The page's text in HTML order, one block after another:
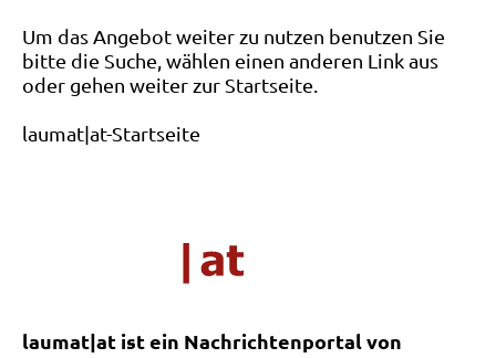
Um das Angebot weiter zu nutzen benutzen Sie
bitte die Suche, wählen einen anderen Link aus
oder gehen weiter zur Startseite.
laumat|at-Startseite
laumat|at ist ein Nachrichtenportal von